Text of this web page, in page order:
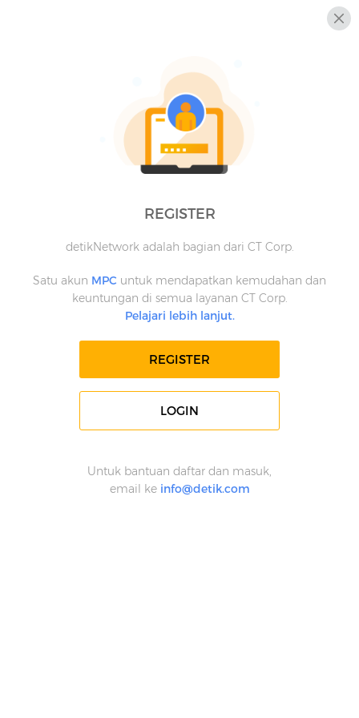
REGISTER
detikNetwork adalah bagian dari CT Corp.
Satu akun MPC untuk mendapatkan kemudahan dan
keuntungan di semua layanan CT Corp.
Pelajari lebih lanjut.
REGISTER
LOGIN
Untuk bantuan daftar dan masuk,
email ke info@detik.com